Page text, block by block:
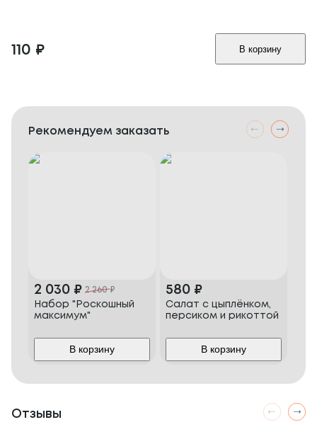
110 ₽ В корзину
Рекомендуем заказать
2 030 ₽ 2 260₽
Набор "Роскошный
максимум"
В корзину
580 ₽
Салат с цыплёнком,
персиком и рикоттой
В корзину
Отзывы